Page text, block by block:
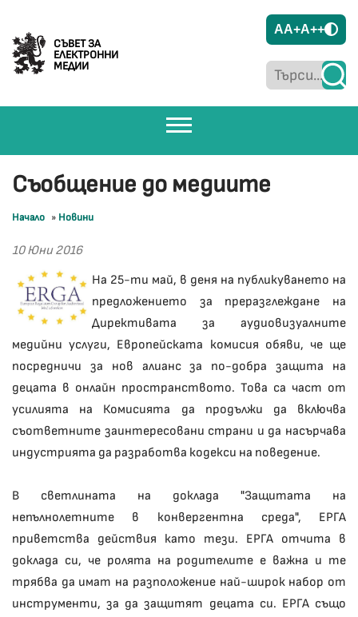
СЪВЕТ ЗА
ЕЛЕКТРОННИ
МЕДИИ
AA+A++
Съобщение до медиите
Начало » Новини
10 Юни 2016
На 25-ти май, в деня на публикуването на
предложението за преразглеждане на
Директивата за аудиовизуалните
медийни услуги, Европейската комисия обяви, че ще
посредничи за нов алианс за по-добра защита на
децата в онлайн пространството. Това са част от
усилията на Комисията да продължи да включва
съответните заинтересовани страни и да насърчава
индустрията да разработва кодекси на поведение.
В светлината на доклада "Защитата на
непълнолетните в конвергентна среда", ЕРГА
приветства действия като тези. ЕРГА отчита в
доклада си, че ролята на родителите е важна и те
трябва да имат на разположение най-широк набор от
инструменти, за да защитят децата си. ЕРГА също